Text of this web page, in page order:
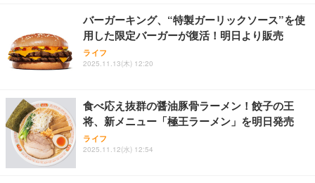
Butz Delicatessen おつまみアソートセット 【誕生
日用（バースデーカード付き）】 おつまみセット 6
品 食べ比べ ご自宅用 お中元 合鴨 牛タン ロースト
マウス 無線 静音 ワイヤレスマウス Bluetooth 5.4 2.
4GHz Type-C 充電式 無線マウス 薄型 3段階DPI切替
D256GB)
VETESAノートパソコン Corei7 15.6インチ IPS液
晶/1920×1080FHD Office2024搭載 Win11 Pro ノー
トPC 16GB メモリ SSD 256GB WEBカメラ付き 軽
習用 ピンク
バーガーキング、“特製ガーリックソース”を使
用した限定バーガーが復活！明日より販売
ライフ
2025.11.13(木) 12:20
食べ応え抜群の醤油豚骨ラーメン！餃子の王
将、新メニュー「極王ラーメン」を明日発売
ライフ
2025.11.12(水) 12:54